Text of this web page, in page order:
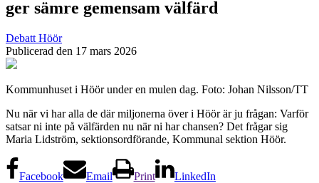
ger sämre gemensam välfärd
Debatt Höör
Publicerad den 17 mars 2026
Kommunhuset i Höör under en mulen dag. Foto: Johan Nilsson/TT
Nu när vi har alla de där miljonerna över i Höör är ju frågan: Varför
satsar ni inte på välfärden nu när ni har chansen? Det frågar sig
Maria Lidström, sektionsordförande, Kommunal sektion Höör.
Facebook Email Print
LinkedIn